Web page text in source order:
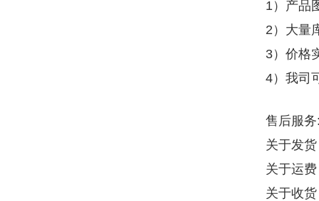
1）产品
2）大量
3）价格
4）我司
售后服务
关于发
关于运
关于收